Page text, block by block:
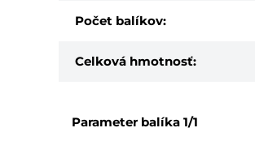
Počet balíkov:
Celková hmotnosť:
Parameter balíka 1/1